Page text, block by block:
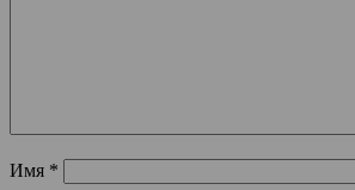
Имя *